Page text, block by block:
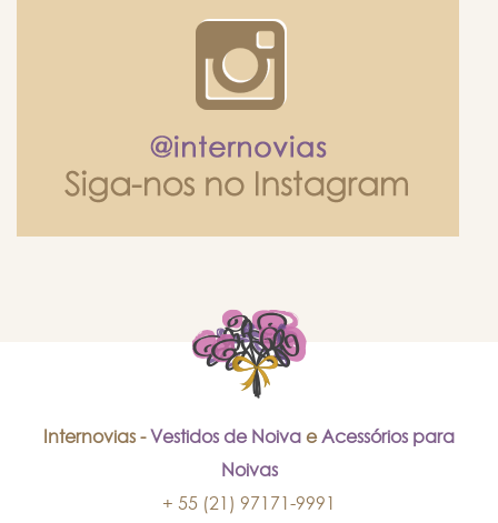
Internovias - Vestidos de Noiva e Acessórios para
Noivas
+ 55 (21) 97171-9991